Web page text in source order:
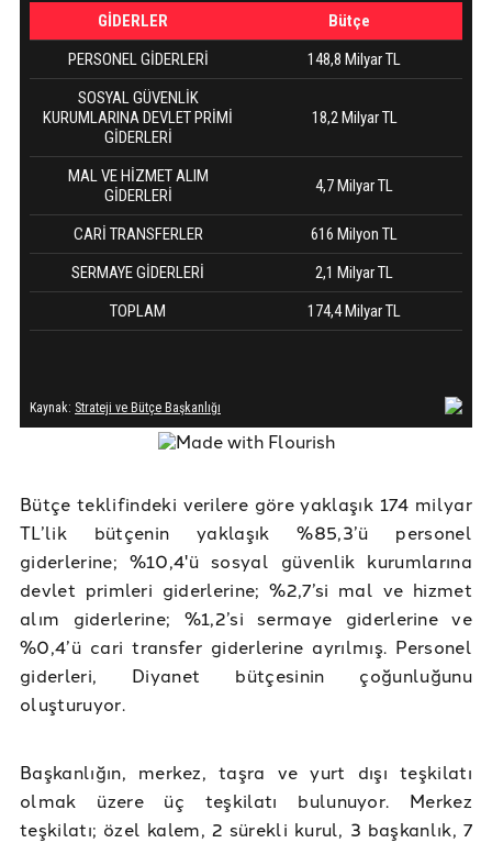
Bütçe teklifindeki verilere göre yaklaşık 174 milyar
TL’lik bütçenin yaklaşık %85,3’ü personel
giderlerine; %10,4'ü sosyal güvenlik kurumlarına
devlet primleri giderlerine; %2,7’si mal ve hizmet
alım giderlerine; %1,2’si sermaye giderlerine ve
%0,4’ü cari transfer giderlerine ayrılmış. Personel
giderleri, Diyanet bütçesinin çoğunluğunu
oluşturuyor.
Başkanlığın, merkez, taşra ve yurt dışı teşkilatı
olmak üzere üç teşkilatı bulunuyor. Merkez
teşkilatı; özel kalem, 2 sürekli kurul, 3 başkanlık, 7